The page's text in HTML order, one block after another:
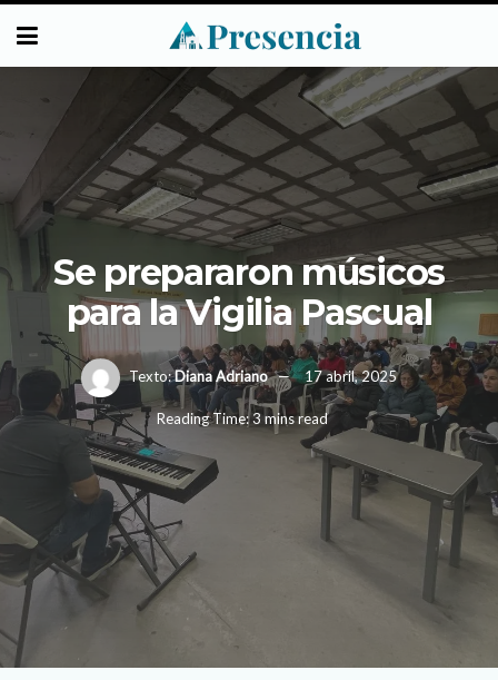
Se prepararon músicos
para la Vigilia Pascual
Texto:Diana Adriano 17 abril, 2025
Reading Time: 3 mins read